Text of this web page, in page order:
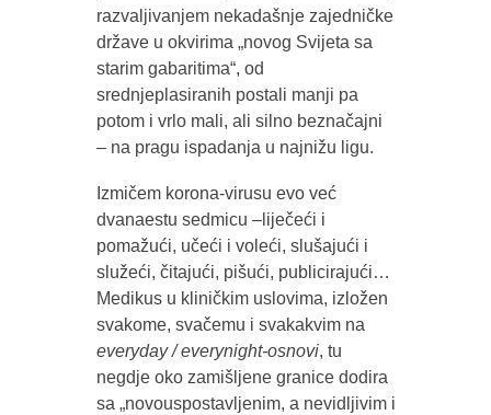
razvaljivanjem nekadašnje zajedničke
države u okvirima „novog Svijeta sa
starim gabaritima“, od
srednjeplasiranih postali manji pa
potom i vrlo mali, ali silno beznačajni
– na pragu ispadanja u najnižu ligu.
Izmičem korona-virusu evo već
dvanaestu sedmicu –liječeći i
pomažući, učeći i voleći, slušajući i
služeći, čitajući, pišući, publicirajući…
Medikus u kliničkim uslovima, izložen
svakome, svačemu i svakakvim na
everyday / everynight-osnovi, tu
negdje oko zamišljene granice dodira
sa „novouspostavljenim, a nevidljivim i